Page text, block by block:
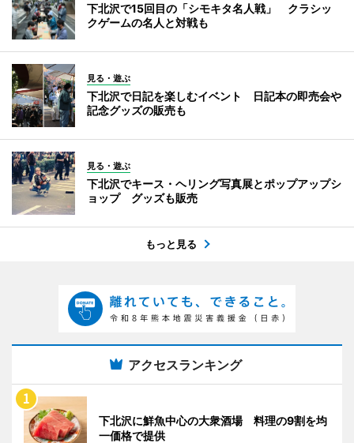
下北沢で15回目の「シモキタ名人戦」 クラシッ
クゲームの名人と対戦も
見る・遊ぶ
下北沢で日記を楽しむイベント 日記本の即売会や
記念グッズの販売も
見る・遊ぶ
下北沢でキース・ヘリング写真展とポップアップシ
ョップ グッズも販売
もっと見る
アクセスランキング
下北沢に鮮魚中心の大衆酒場 料理の9割を均
一価格で提供